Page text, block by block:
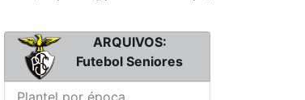
ARQUIVOS:
Futebol Seniores
Plantel por época